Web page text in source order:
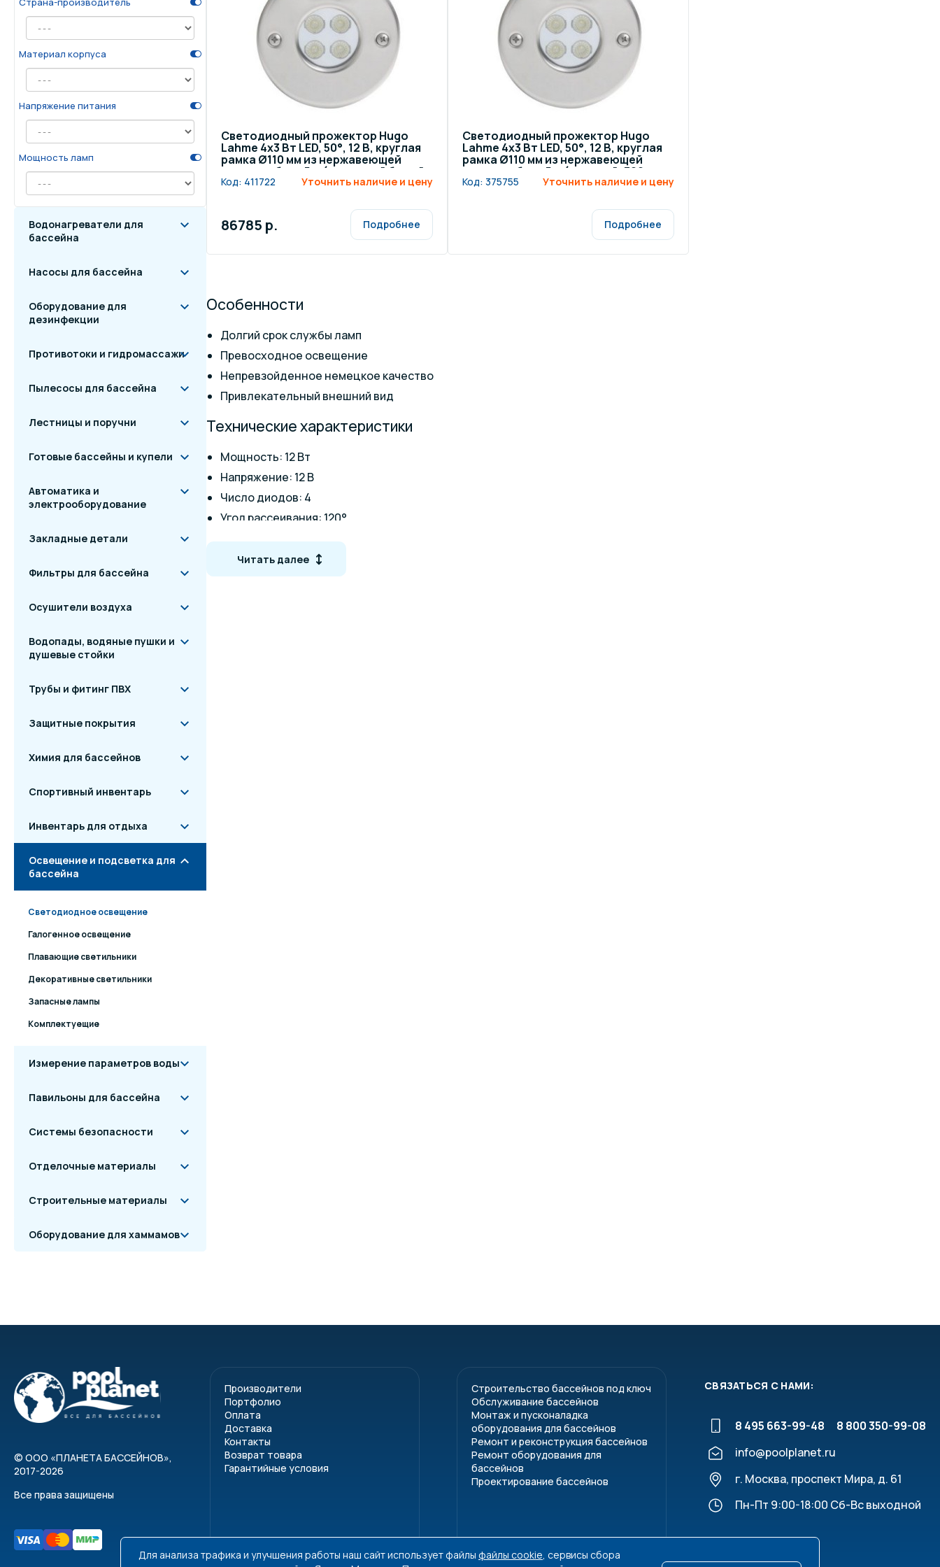
Освещение и подсветка для
бассейна
Измерение параметров воды
Отделочные материалы Строительные материалы
Материал корпуса
Напряжение питания
Мощность ламп
Водонагреватели для
бассейна
Насосы для бассейна
Оборудование для
дезинфекции
Противотоки и гидромассажи
Пылесосы для бассейна
Лестницы и поручни
Готовые бассейны и купели
Автоматика и
электрооборудование
Закладные детали
Фильтры для бассейна
Осушители воздуха
Водопады, водяные пушки и
душевые стойки
Трубы и фитинг ПВХ
Защитные покрытия
Химия для бассейнов
Спортивный инвентарь
Инвентарь для отдыха
Освещение и подсветка для
бассейна
Светодиодное освещение
Галогенное освещение
Плавающие светильники
Декоративные светильники
Запасные лампы
Комплектуещие
Измерение параметров воды
Павильоны для бассейна
Системы безопасности
Отделочные материалы
Строительные материалы
Оборудование для хаммамов
Светодиодный прожектор Hugo
Lahme 4х3 Вт LED, 50°, 12 В, круглая
рамка Ø110 мм из нержавеющей
стали, кабель 5 м (холодный белый,
1368 люмен)
Код: 411722 Уточнить наличие и цену
86785 р. Подробнее
Светодиодный прожектор Hugo
Lahme 4х3 Вт LED, 50°, 12 В, круглая
рамка Ø110 мм из нержавеющей
стали, кабель 5 м (цветной, 720
люмен)
Код: 375755 Уточнить наличие и цену
Подробнее
Особенности
Долгий срок службы ламп
Превосходное освещение
Непревзойденное немецкое качество
Привлекательный внешний вид
Технические характеристики
Мощность: 12 Вт
Напряжение: 12 В
Число диодов: 4
Угол рассеивания: 120°
Класс защиты: IP68
Рабочий ресурс: 50000 ч
Длина кабеля: 2,5 м
Читать далее
© ООО «ПЛАНЕТА БАССЕЙНОВ»,
2017-2026
Все права защищены
Производители
Портфолио
Оплата
Доставка
Контакты
Возврат товара
Гарантийные условия
Строительство бассейнов под ключ
Обслуживание бассейнов
Монтаж и пусконаладка
оборудования для бассейнов
Ремонт и реконструкция бассейнов
Ремонт оборудования для
бассейнов
Проектирование бассейнов
СВЯЗАТЬСЯ С НАМИ:
8 495 663-99-48
8 800 350-99-08
info@poolplanet.ru
г. Москва, проспект Мира, д. 61
Пн-Пт 9:00-18:00 Сб-Вс выходной
Для анализа трафика и улучшения работы наш сайт использует файлы файлы cookie, сервисы сбора